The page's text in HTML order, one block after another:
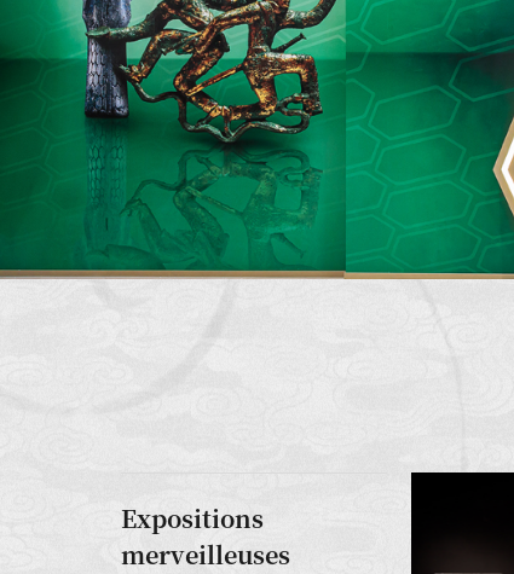
Expositions
merveilleuses